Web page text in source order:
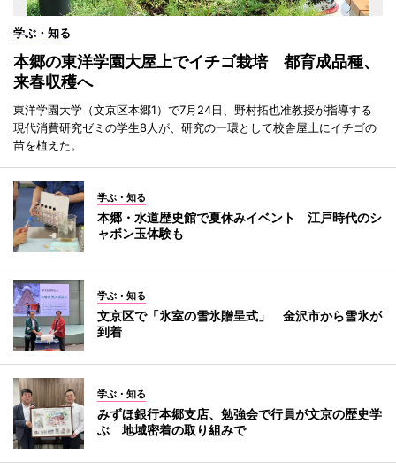
学ぶ・知る
本郷の東洋学園大屋上でイチゴ栽培 都育成品種、
来春収穫へ
東洋学園大学（文京区本郷1）で7月24日、野村拓也准教授が指導する
現代消費研究ゼミの学生8人が、研究の一環として校舎屋上にイチゴの
苗を植えた。
学ぶ・知る
本郷・水道歴史館で夏休みイベント 江戸時代のシ
ャボン玉体験も
学ぶ・知る
文京区で「氷室の雪氷贈呈式」 金沢市から雪氷が
到着
学ぶ・知る
みずほ銀行本郷支店、勉強会で行員が文京の歴史学
ぶ 地域密着の取り組みで